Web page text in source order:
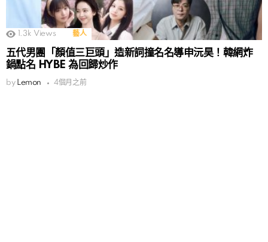
1.3k Views 藝人
五代男團「顏值三巨頭」造新詞撞名名導申沅昊！韓網炸
鍋點名 HYBE 為回歸炒作
by Lemon 4個月之前